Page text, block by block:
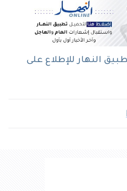
النهار للإطلاع على